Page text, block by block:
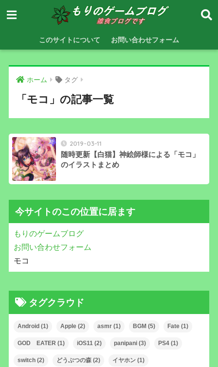
このサイトについて お問い合わせフォーム
ホーム タグ
「モコ」の記事一覧
2019-03-11
随時更新【白猫】神絵師様による「モコ」
のイラストまとめ
今サイトのこの位置に居ます
もりのゲームブログ
お問い合わせフォーム
モコ
タグクラウド
Android (1) Apple(2) asmr(1) BGM (5) Fate(1)
GOD EATER (1) iOS11(2) panipani(3) PS4(1)
switch(2) どうぶつの森(2) イヤホン(1)